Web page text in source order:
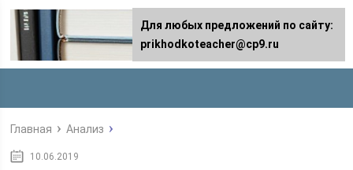
Главная Анализ
10.06.2019
Для любых предложений по сайту:
prikhodkoteacher@cp9.ru